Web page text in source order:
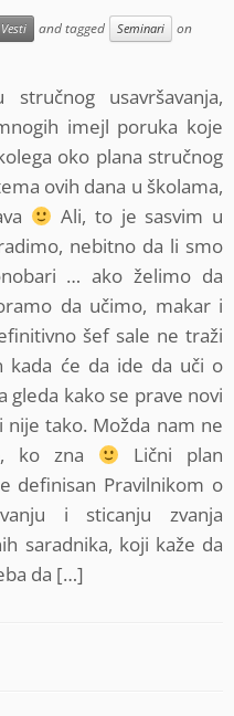
Vesti and tagged Seminari
on
usavršavanja,
imejl poruka koje
oko plana stručnog
ovih dana u školama,
Ali, to je sasvim u
nebitno da li smo
… ako želimo da
da učimo, makar i
šef sale ne traži
kada će da ide da uči o
gleda kako se prave novi
tako. Možda nam ne
ko zna
Lični plan
definisan Pravilnikom o
i sticanju zvanja
saradnika, koji kaže da
da […]